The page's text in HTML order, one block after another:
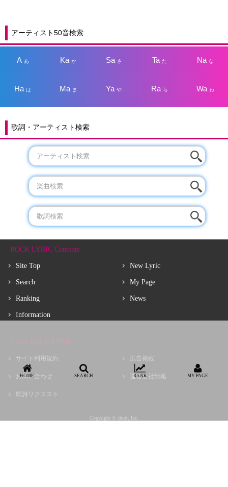
アーティスト50音検索
A あ Kaか Sa さ Taた Na な
Haは Ma ま Yaや Ra ら Wa わ
歌詞・アーティスト検索
ROCK LYRIC Contents
Site Top
Search
Ranking
Information
New Lyric
My Page
News
About ROCK LYRIC
サイト利用規約
お問い合わせ
歌詩リクエスト
広告掲載
運営会社情報
Copyright © choir, Inc.
HOME SEARCH RANK MY PAGE